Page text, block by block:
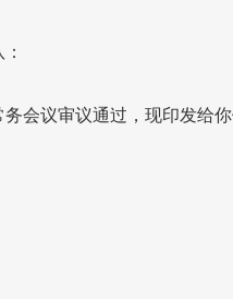
：
会议审议通过，现印发给